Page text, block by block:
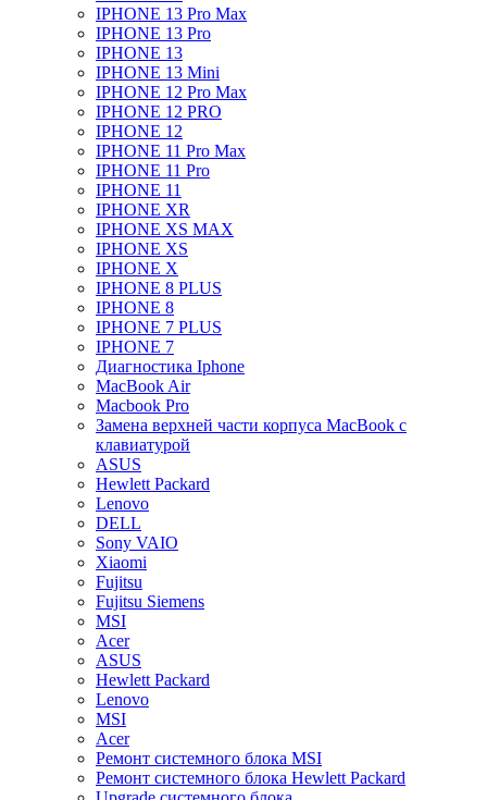
IPHONE 13 Pro Max
IPHONE 13 Pro
IPHONE 13
IPHONE 13 Mini
IPHONE 12 Pro Max
IPHONE 12 PRO
IPHONE 12
IPHONE 11 Pro Max
IPHONE 11 Pro
IPHONE 11
IPHONE XR
IPHONE XS MAX
IPHONE XS
IPHONE X
IPHONE 8 PLUS
IPHONE 8
IPHONE 7 PLUS
IPHONE 7
Диагностика Iphone
MacBook Air
Macbook Pro
Замена верхней части корпуса MacBook с
клавиатурой
ASUS
Hewlett Packard
Lenovo
DELL
Sony VAIO
Xiaomi
Fujitsu
Fujitsu Siemens
MSI
Acer
ASUS
Hewlett Packard
Lenovo
MSI
Acer
Ремонт системного блока MSI
Ремонт системного блока Hewlett Packard